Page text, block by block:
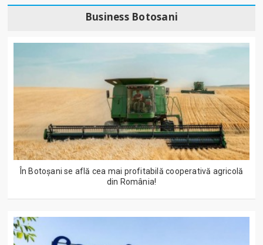
Business Botosani
În Botoșani se află cea mai profitabilă cooperativă agricolă
din România!